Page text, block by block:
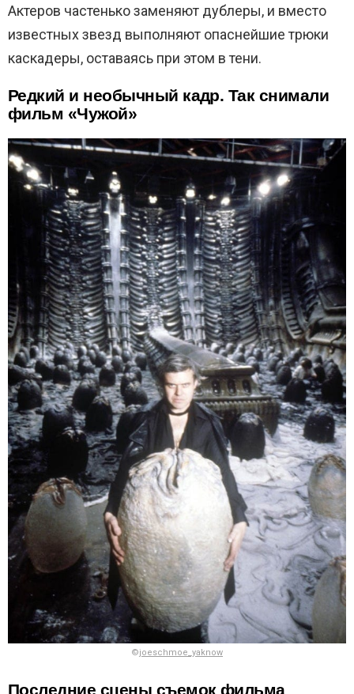
Актеров частенько заменяют дублеры, и вместо
известных звезд выполняют опаснейшие трюки
каскадеры, оставаясь при этом в тени.
Редкий и необычный кадр. Так снимали
фильм «Чужой»
©joeschmoe_yaknow
Последние сцены съемок фильма